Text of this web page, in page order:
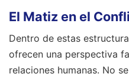
El Matiz en el
Dentro de estas
ofrecen una perspectiva
relaciones humanas. No